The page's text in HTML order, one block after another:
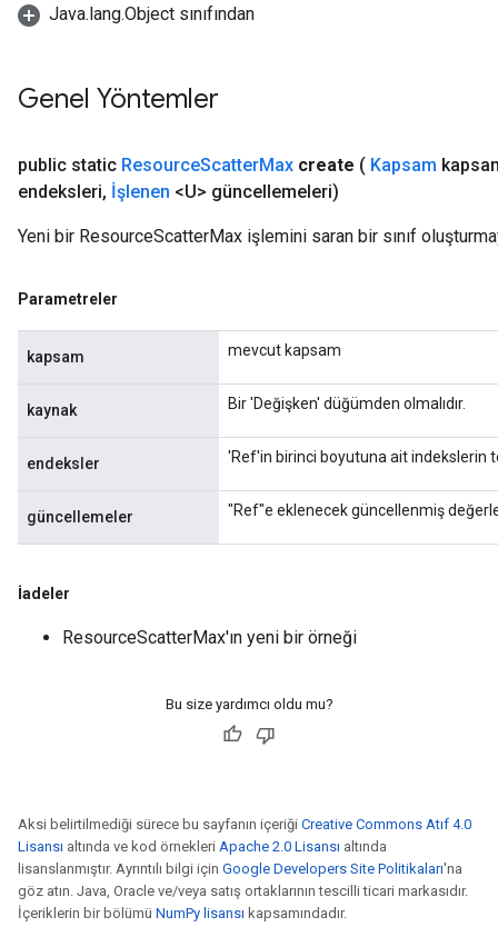
Java.lang.Object sınıfından
Genel Yöntemler
public static ResourceScatterMax create ( Kapsam
endeksleri, İşlenen <U> güncellemeleri)
Yeni bir ResourceScatterMax işlemini saran bir sınıf
Parametreler
kapsam mevcut kapsam
kaynak Bir 'Değişken' düğümden olmalıdır.
endeksler 'Ref'in birinci boyutuna ait indekslerin
güncellemeler "Ref"e eklenecek güncellenmiş
İadeler
ResourceScatterMax'ın yeni bir örneği
Bu size yardımcı oldu mu?
Aksi belirtilmediği sürece bu sayfanın içeriği Creative Commons Atıf 4.0
Lisansı altında ve kod örnekleri Apache 2.0 Lisansı altında
lisanslanmıştır. Ayrıntılı bilgi için Google Developers Site Politikaları'na
göz atın. Java, Oracle ve/veya satış ortaklarının tescilli ticari markasıdır.
İçeriklerin bir bölümü NumPy lisansı kapsamındadır.